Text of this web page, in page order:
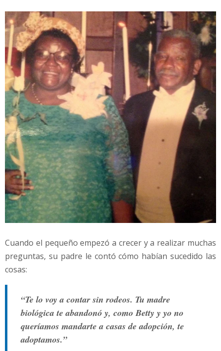
Cuando el pequeño empezó a crecer y a realizar muchas
preguntas, su padre le contó cómo habían sucedido las
cosas:
“Te lo voy a contar sin rodeos. Tu madre
biológica te abandonó y, como Betty y yo no
queríamos mandarte a casas de adopción, te
adoptamos.”